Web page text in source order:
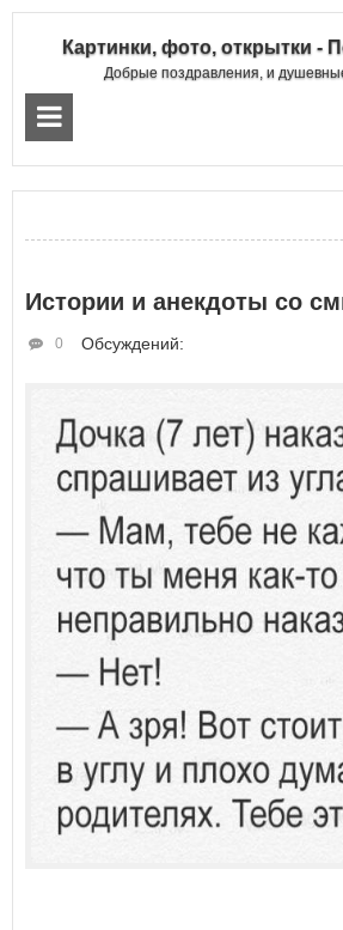
Картинки, фото, открытки -
Добрые поздравления, и
Истории и анекдоты со
Обсуждений:
0